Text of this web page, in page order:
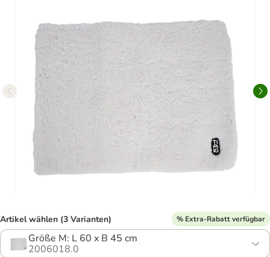
Artikel wählen (3 Varianten) % Extra-Rabatt verfügbar
Größe M: L 60 x B 45 cm
2006018.0